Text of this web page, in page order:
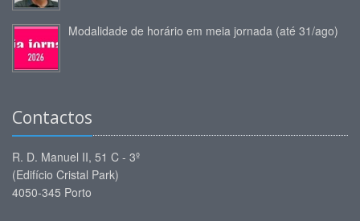
Modalidade de horário em meia jornada (até 31/ago)
Contactos
R. D. Manuel II, 51 C - 3º
(Edifício Cristal Park)
4050-345 Porto